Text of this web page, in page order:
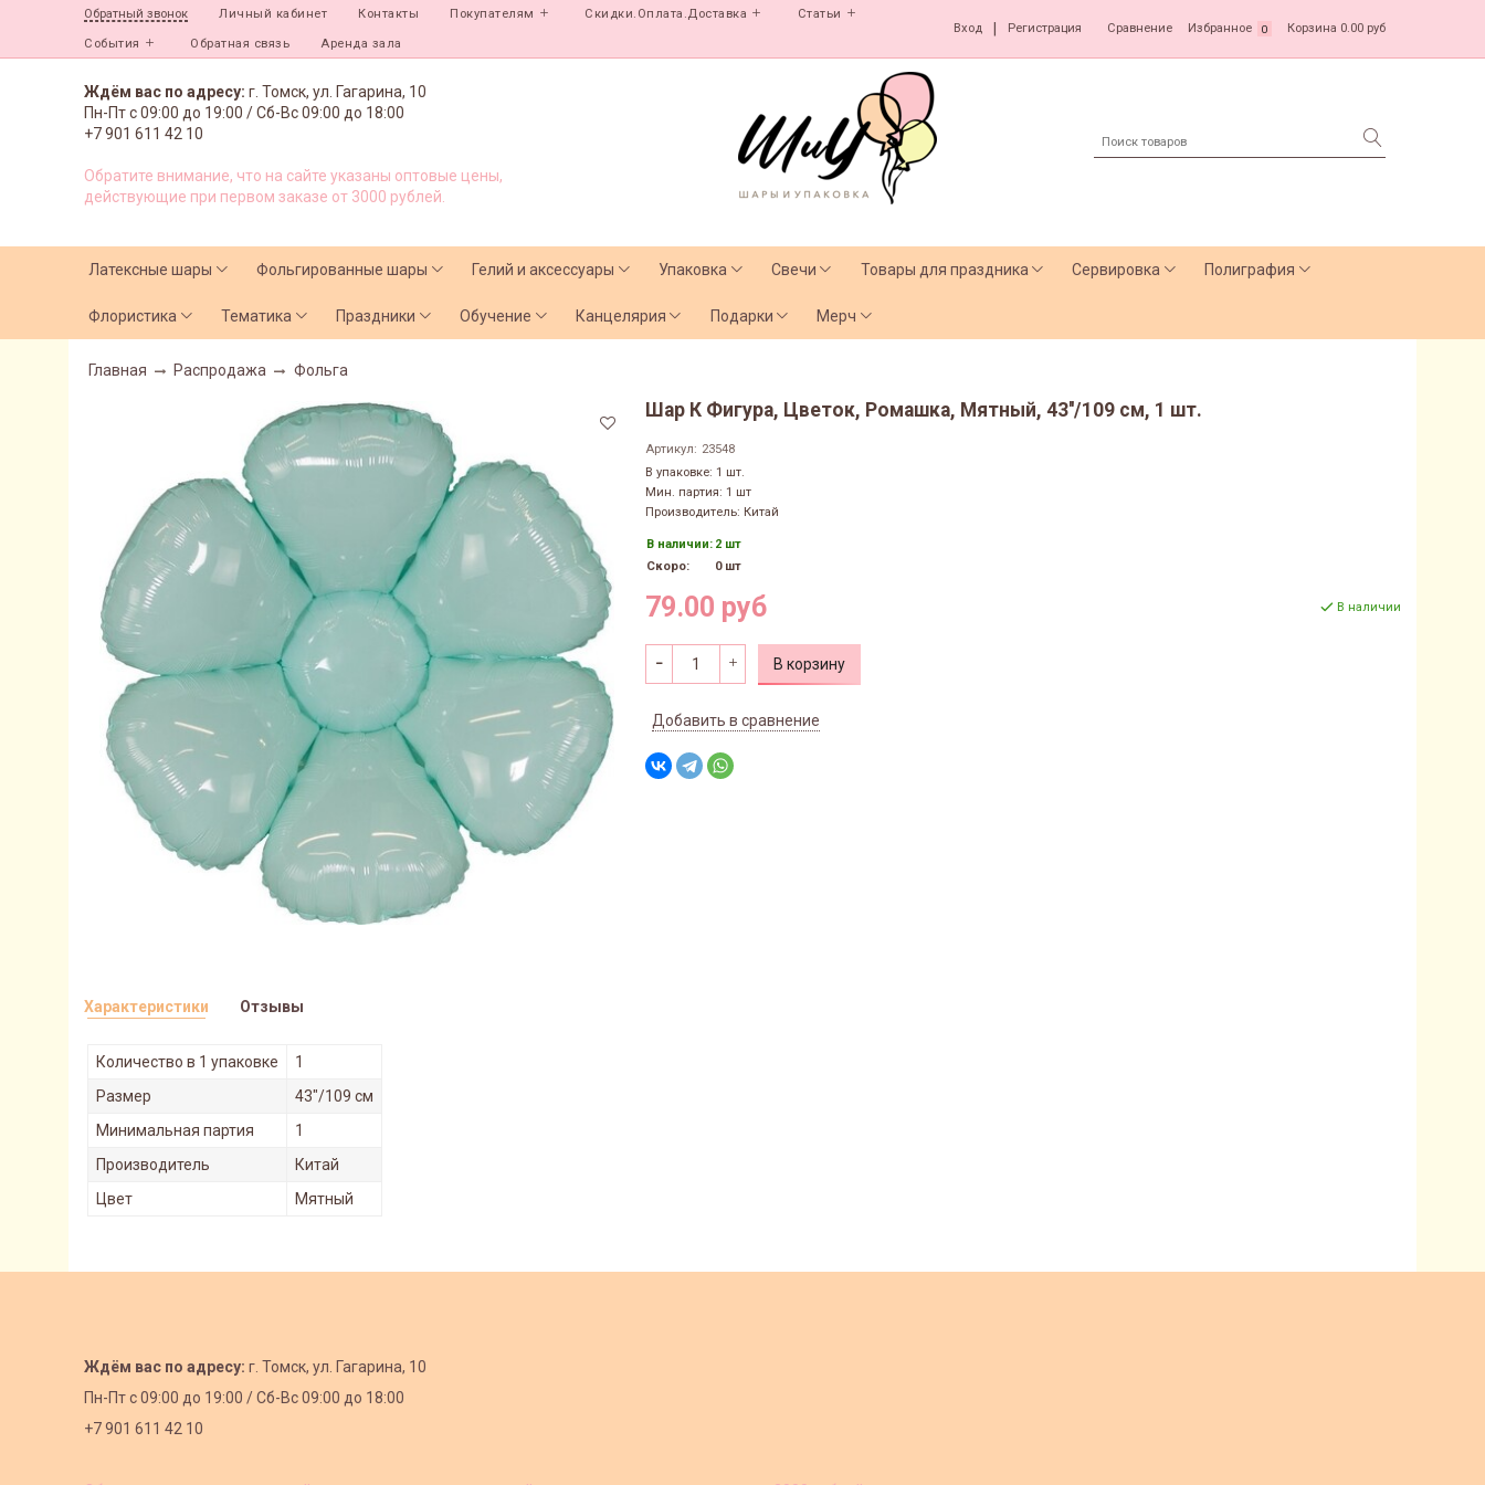
Обратный звонок Личный кабинет Контакты Покупателям Скидки.Оплата.Доставка Статьи
События Обратная связь Аренда зала
Вход Регистрация Сравнение Избранное 0 Корзина 0.00 руб
Ждём вас по адресу: г. Томск, ул. Гагарина, 10
Пн-Пт с09:00 до 19:00 /Сб-Вс 09:00 до 18:00
+7 901 611 42 10
Обратите внимание, что на сайте указаны оптовые цены,
действующие при первом заказе от 3000 рублей.
Латексные шары Фольгированные шары Гелий и аксессуары Упаковка Свечи Товары для праздника Сервировка Полиграфия
Флористика Тематика Праздники Обучение Канцелярия Подарки Мерч
Главная Распродажа Фольга
Шар К Фигура, Цветок, Ромашка, Мятный, 43''/109 см, 1 шт.
Артикул: 23548
В упаковке: 1 шт.
Мин. партия: 1 шт
Производитель: Китай
В наличии: 2 шт
Скоро:
0 шт
79.00 руб В наличии
В корзину
Добавить в сравнение
Характеристики
Количество в 1 упаковке
1
Размер
43"/109 см
Минимальная партия
1
Производитель
Китай
Цвет
Мятный
Отзывы
Ждём вас по адресу: г. Томск, ул. Гагарина, 10
Пн-Пт с09:00 до 19:00 /Сб-Вс 09:00 до 18:00
+7 901 611 42 10